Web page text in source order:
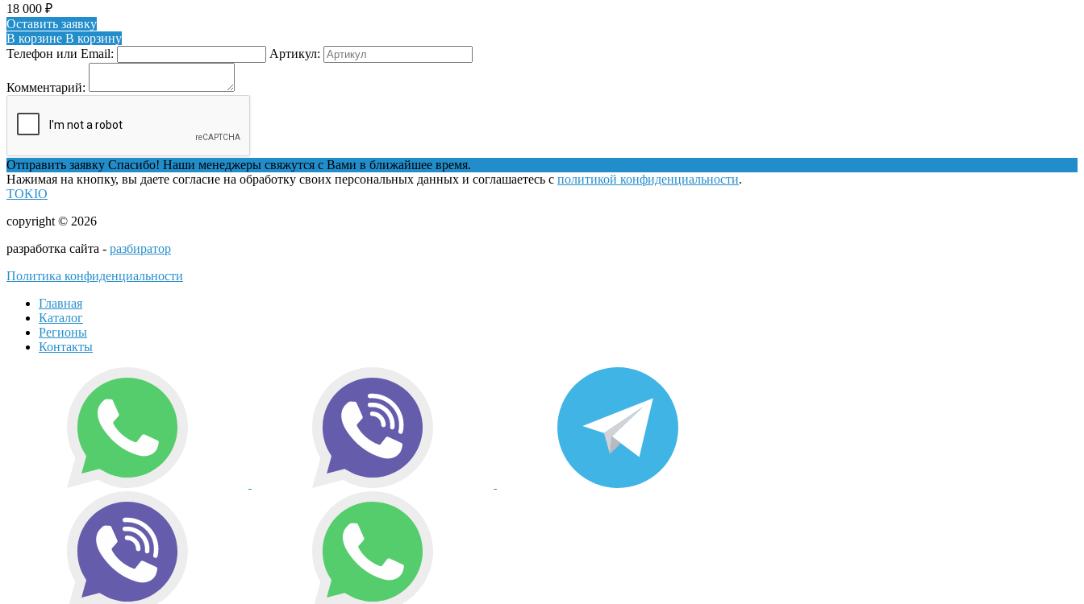
18 000 ₽
Оставить заявку
В корзине В корзину
Телефон или Email:
Артикул:
Комментарий:
Отправить заявку Спасибо! Наши менеджеры свяжутся с Вами в ближайшее время.
Нажимая на кнопку, вы даете согласие на обработку своих персональных данных и соглашаетесь с политикой конфиденциальности.
TOKIO
copyright © 2026
разработка сайта - разбиратор
Политика конфиденциальности
Главная
Каталог
Регионы
Контакты